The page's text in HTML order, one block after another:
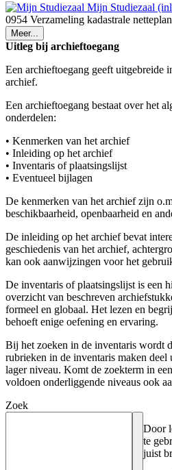
Mijn Studiezaal
0954 Verzameling kadastrale
Meer...
Uitleg bij archieftoegang
Een archieftoegang geeft uitgebreide
archief.
Een archieftoegang bestaat over het
onderdelen:
• Kenmerken van het archief
• Inleiding op het archief
• Inventaris of plaatsingslijst
• Eventueel bijlagen
De kenmerken van het archief zijn
beschikbaarheid, openbaarheid en
De inleiding op het archief bevat
geschiedenis van het archief,
kan ook aanwijzingen voor het
De inventaris of plaatsingslijst is een
overzicht van beschreven
formeel en globaal. Het lezen en
behoeft enige oefening en ervaring.
Bij het zoeken in de inventaris wordt
rubrieken in de inventaris maken
lager niveau. Komt de zoekterm in
voldoen onderliggende niveaus ook
Zoek
Door
te
juist